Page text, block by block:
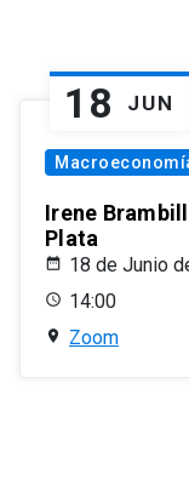
18 JUN
Irene
Plata
18 de Junio
14:00
Zoom